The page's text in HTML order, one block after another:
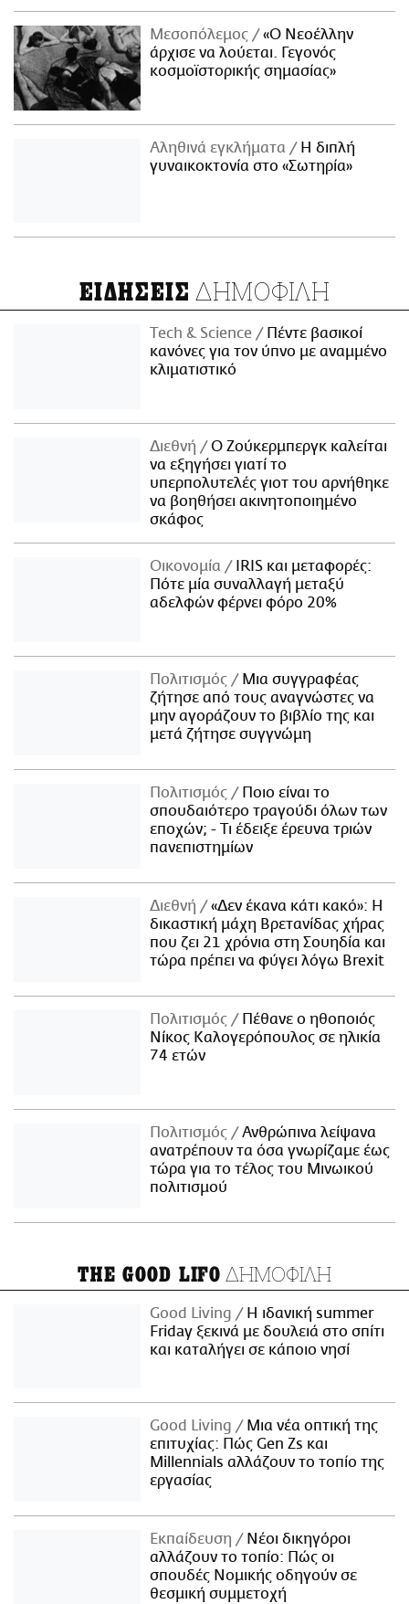
Μεσοπόλεμος
«Ο Νεοέλλην
άρχισε να λούεται. Γεγονός
κοσμοϊστορικής σημασίας»
Αληθινά εγκλήματα
Η διπλή
γυναικοκτονία στο «Σωτηρία»
ΕΙΔΗΣΕΙΣ ΔΗΜΟΦΙΛΗ
Τech & Science
Πέντε βασικοί
κανόνες για τον ύπνο με αναμμένο
κλιματιστικό
Διεθνή
Ο Ζούκερμπεργκ καλείται
να εξηγήσει γιατί το
υπερπολυτελές γιοτ του αρνήθηκε
να βοηθήσει ακινητοποιημένο
σκάφος
Οικονομία
IRIS και μεταφορές:
Πότε μία συναλλαγή μεταξύ
αδελφών φέρνει φόρο 20%
Πολιτισμός
Μια συγγραφέας
ζήτησε από τους αναγνώστες να
μην αγοράζουν το βιβλίο της και
μετά ζήτησε συγγνώμη
Πολιτισμός
Ποιο είναι το
σπουδαιότερο τραγούδι όλων των
εποχών; - Τι έδειξε έρευνα τριών
πανεπιστημίων
Διεθνή
«Δεν έκανα κάτι κακό»: Η
δικαστική μάχη Βρετανίδας χήρας
που ζει 21 χρόνια στη Σουηδία και
τώρα πρέπει να φύγει λόγω Brexit
Πολιτισμός
Πέθανε ο ηθοποιός
Νίκος Καλογερόπουλος σε ηλικία
74 ετών
Πολιτισμός
Ανθρώπινα λείψανα
ανατρέπουν τα όσα γνωρίζαμε έως
τώρα για το τέλος του Μινωικού
πολιτισμού
THE GOOD LIFO ΔΗΜΟΦΙΛΗ
Good Living
Η ιδανική summer
Friday ξεκινά με δουλειά στο σπίτι
και καταλήγει σε κάποιο νησί
Good Living
Μια νέα οπτική της
επιτυχίας: Πώς Gen Zs και
Millennials αλλάζουν το τοπίο της
εργασίας
Εκπαίδευση
Νέοι δικηγόροι
αλλάζουν το τοπίο: Πώς οι
σπουδές Νομικής οδηγούν σε
θεσμική συμμετοχή